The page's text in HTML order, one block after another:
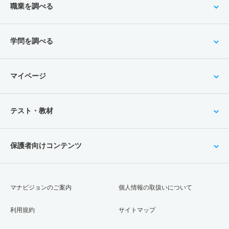
職業を調べる
学問を調べる
マイページ
テスト・教材
保護者向けコンテンツ
マナビジョンのご案内
利用規約
個人情報の取扱いについて
サイトマップ